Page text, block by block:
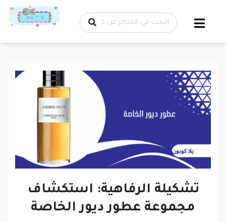
تخطي إلى
المحتوى
تشكيلة الرفاهية: استكشاف
مجموعة عطور ديور الخاصة